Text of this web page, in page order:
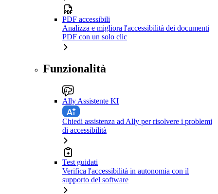
PDF accessibili
Analizza e migliora l'accessibilità dei documenti
PDF con un solo clic
Funzionalità
Ally Assistente KI
Chiedi assistenza ad Ally per risolvere i problemi
di accessibilità
Test guidati
Verifica l'accessibilità in autonomia con il
supporto del software